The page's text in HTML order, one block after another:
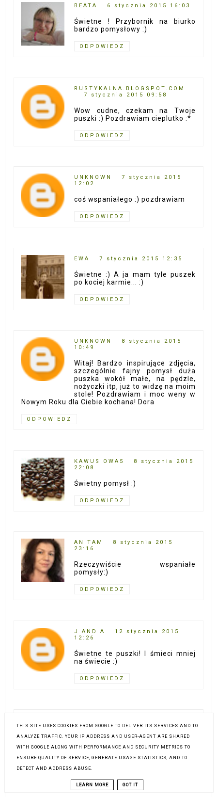
BEATA 6 stycznia 2015 16:03
Świetne ! Przybornik na biurko
bardzo pomysłowy :)
ODPOWIEDZ
RUSTYKALNA.BLOGSPOT.COM
7 stycznia 2015 09:58
Wow cudne, czekam na Twoje
puszki :) Pozdrawiam cieplutko :*
ODPOWIEDZ
UNKNOWN
7 stycznia 2015
12:02
coś wspaniałego :) pozdrawiam
ODPOWIEDZ
EWA 7 stycznia 2015 12:35
Świetne :) A ja mam tyle puszek
po kociej karmie... :)
ODPOWIEDZ
UNKNOWN
8 stycznia 2015
10:49
Witaj! Bardzo inspirujące zdjęcia,
szczególnie fajny pomysł duża
puszka wokół małe, na pędzle,
nożyczki itp, już to widzę na moim
stole! Pozdrawiam i moc weny w
Nowym Roku dla Ciebie kochana! Dora
ODPOWIEDZ
KAWUSIOWA5
8 stycznia 2015
22:08
Świetny pomysł :)
ODPOWIEDZ
ANITAM
8 stycznia 2015
23:16
Rzeczywiście wspaniałe
pomysły:)
ODPOWIEDZ
J AND A
12 stycznia 2015
12:26
Świetne te puszki! I śmieci mniej
na świecie :)
ODPOWIEDZ
Pamietam ten post jak dzis :)
THIS SITE USES COOKIES FROM GOOGLE TO DELIVER ITS SERVICES AND TO
ANALYZE TRAFFIC. YOUR IP ADDRESS AND USER-AGENT ARE SHARED
WITH GOOGLE ALONG WITH PERFORMANCE AND SECURITY METRICS TO
ENSURE QUALITY OF SERVICE, GENERATE USAGE STATISTICS, AND TO
DETECT AND ADDRESS ABUSE.
LEARN MORE GOT IT